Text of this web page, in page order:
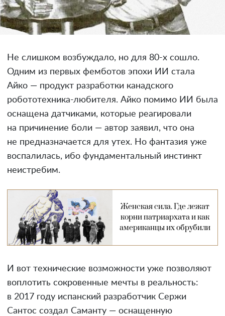
Не слишком возбуждало, но для 80-х сошло.
Одним из первых фемботов эпохи ИИ стала
Айко — продукт разработки канадского
робототехника-любителя. Айко помимо ИИ была
оснащена датчиками, которые реагировали
на причинение боли — автор заявил, что она
не предназначается для утех. Но фантазия уже
воспалилась, ибо фундаментальный инстинкт
неистребим.
Женская сила. Где лежат
корни патриархата и как
американцы их обрубили
И вот технические возможности уже позволяют
воплотить сокровенные мечты в реальность:
в 2017 году испанский разработчик Сержи
Сантос создал Саманту — оснащенную